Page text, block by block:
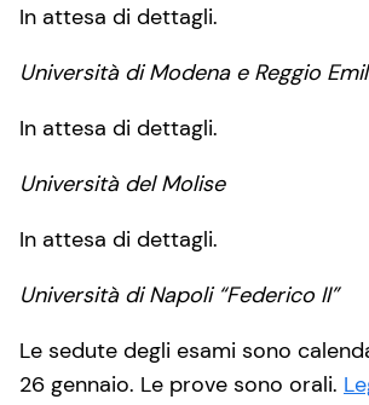
In attesa di dettagli.
Università di Modena e Reggio
In attesa di dettagli.
Università del Molise
In attesa di dettagli.
Università di Napoli “Federico II”
Le sedute degli esami sono
26 gennaio. Le prove sono orali.